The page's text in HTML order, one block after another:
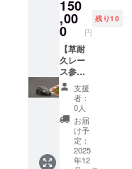
バーレ
ブ等)に
よる故
障、ク
ラッ
シュ時
は車の
修理費
とし
て、修
理費実
費/100
万円の
どちら
か安い
ディン
グ終了
後、
レース
当日の
時間等
をご案
内しま
す。 ※
参加
費、整
備費、
ガソリ
ン代を
含みま
に希望
参戦
レース
名(TC-2
or The
耐感
180 min
or マツ
耐)と日
を第三
希望ま
でご記
入くだ
さい。
・クラ
はあり
ません
ので、
当日は
現地に
直接お
越しく
ださ
い。 ・
必要な
装備(ヘ
ルメッ
ト、グ
ローブ
等)は支
日程：
今年参
戦予定
のレー
スから1
戦(車両
修理等
で予定
が変更
となる
場合が
ござい
ます) ・
走行時
間：60
150
,00
0 円
残り10
【草耐
久レー
ス参
戦：デ
ミオ 60
min】
ドライ
バーと
して草
レース
を一緒
支援
者：
0人
お届
け予
定：
2025
年12